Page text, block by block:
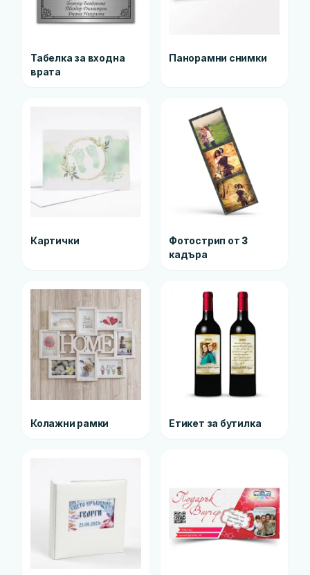
Табелка за входна
врата
Панорамни снимки
Картички
Фотострип от 3
кадъра
Колажни рамки Етикет за бутилка